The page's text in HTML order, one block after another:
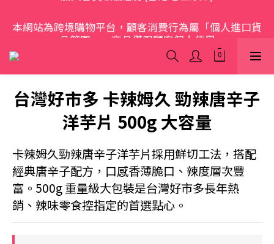
品範圍」，商品僅限顧客個人使用
歡迎光臨 S.A.W
台灣好市多 卡辣姆久 勁辣唐辛子
洋芋片 500g 大容量
卡辣姆久勁辣唐辛子洋芋片採用鮮切工法，搭配
經典唐辛子配方，口感香薄脆口、辣度層次豐
富。500g 重量級大包裝是台灣好市多長年熱
銷、辣味零食控指定的首選點心。